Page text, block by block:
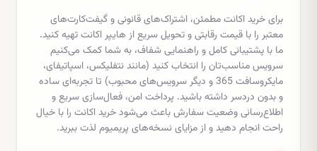
برای خرید اکانت مطمئن، اشتراک‌های قانونی و گیفت‌کارت‌های
معتبر را با قیمت رقابتی و تحویل سریع از هایپر اکانت تهیه کنید.
ما با پشتیبانی کامل و راهنمایی شفاف، به شما کمک می‌کنیم
سرویس مناسب‌تان را انتخاب کنید (مانند نتفلیکس، اسپاتیفای،
مایکروسافت 365 و دیگر سرویس‌های محبوب) تا تجربه‌ای ساده
و بدون دردسر داشته باشید. پرداخت امن، فعال‌سازی سریع و
اطلاع‌رسانی وضعیت سفارش باعث می‌شود خرید اکانت را با خیال
راحت انجام دهید و از مزایای نسخه‌های پریمیوم لذت ببرید.